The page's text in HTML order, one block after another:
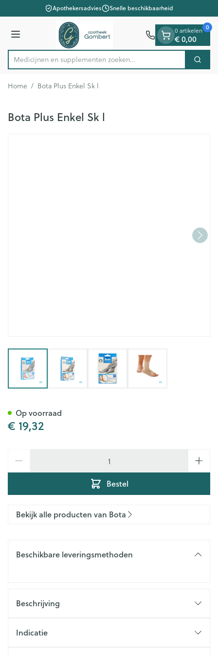
Ga naar de inhoudApothekersadvies Snelle beschikbaarheid
Menu
Product, merk, categorie...
Medicijnen en supplementen zoeken... Zoek
0 artikelen
€ 0,00
0
Home / Bota Plus Enkel Sk l
Bota Plus Enkel Sk l
View larger imageView larger imageView larger imageView larger image
€ 19,32
Bestel
Op voorraad
Bekijk alle producten van Bota
Beschikbare leveringsmethoden
Beschrijving
Indicatie